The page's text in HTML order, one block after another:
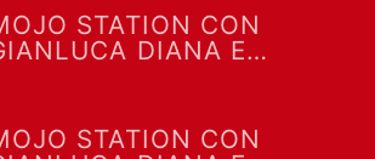
STATION CON
DIANA E
STATION CON